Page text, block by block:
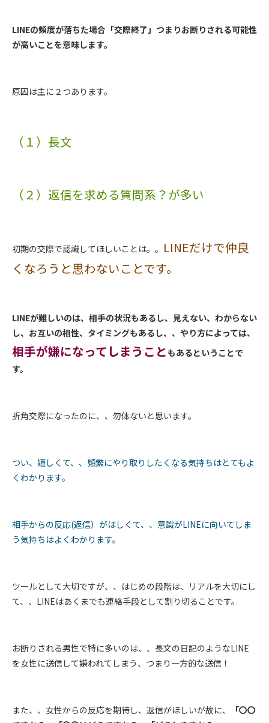
LINEの頻度が落ちた場合「交際終了」つまりお断りされる可能性
が高いことを意味します。
原因は主に２つあります。
（１）長文
（２）返信を求める質問系？が多い
初期の交際で認識してほしいことは。。 LINEだけで仲良
くなろうと思わないことです。
LINEが難しいのは、相手の状況もあるし、見えない、わからない
し、お互いの相性、タイミングもあるし、、やり方によっては、
相手が嫌になってしまうこと もあるということで
す。
折角交際になったのに、、勿体ないと思います。
つい、嬉しくて、、頻繁にやり取りしたくなる気持ちはとてもよ
くわかります。
相手からの反応(返信）がほしくて、、意識がLINEに向いてしま
う気持ちはよくわかります。
ツールとして大切ですが、、はじめの段階は、リアルを大切にし
て、、LINEはあくまでも連絡手段として割り切ることです。
お断りされる男性で特に多いのは、、長文の日記のようなLINE
を女性に送信して嫌われてしまう、つまり一方的な送信！
また、、女性からの反応を期待し、返信がほしいが故に、
「〇〇